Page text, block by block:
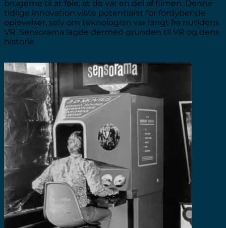
brugerne til at føle, at de var en del af filmen. Denne
tidlige innovation viste potentialet for fordybende
oplevelser, selv om teknologien var langt fra nutidens
VR. Sensorama lagde dermed grunden til VR og dens
historie.